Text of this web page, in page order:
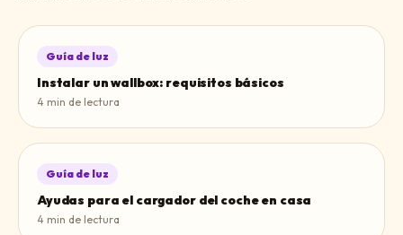
Guía de luz
Instalar un wallbox: requisitos básicos
4 min de lectura
Guía de luz
Ayudas para el cargador del coche en casa
4 min de lectura